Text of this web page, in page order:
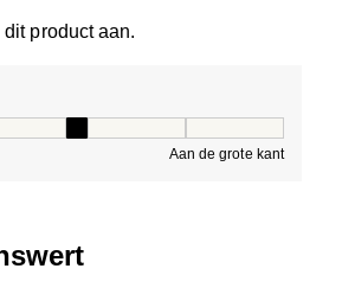
product aan.
Aan de grote kant